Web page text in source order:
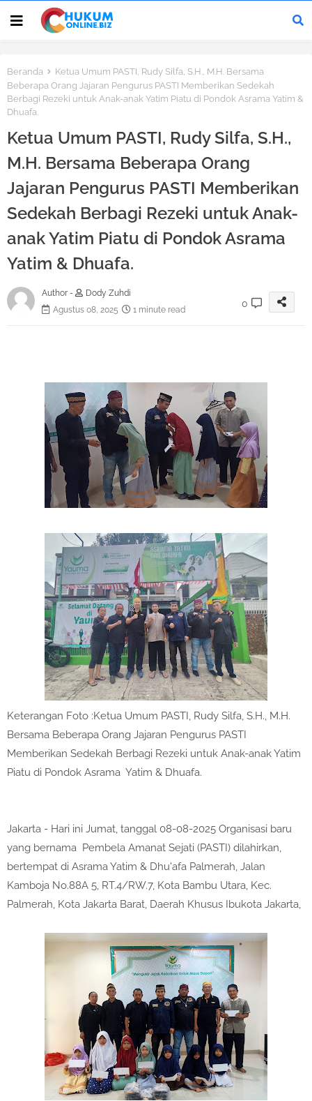
Beranda
Ketua Umum PASTI, Rudy Silfa, S.H., M.H. Bersama
Beberapa Orang Jajaran Pengurus PASTI Memberikan Sedekah
Berbagi Rezeki untuk Anak-anak Yatim Piatu di Pondok Asrama Yatim &
Dhuafa.
Ketua Umum PASTI, Rudy Silfa, S.H.,
M.H. Bersama Beberapa Orang
Jajaran Pengurus PASTI Memberikan
Sedekah Berbagi Rezeki untuk Anak-
anak Yatim Piatu di Pondok Asrama
Yatim & Dhuafa.
Author -
Dody Zuhdi
Agustus 08, 2025
1 minute read
0
Keterangan Foto :Ketua Umum PASTI, Rudy Silfa, S.H., M.H.
Bersama Beberapa Orang Jajaran Pengurus PASTI
Memberikan Sedekah Berbagi Rezeki untuk Anak-anak Yatim
Piatu di Pondok Asrama Yatim & Dhuafa.
Jakarta - Hari ini Jumat, tanggal 08-08-2025 Organisasi baru
yang bernama Pembela Amanat Sejati (PASTI) dilahirkan,
bertempat di Asrama Yatim & Dhu'afa Palmerah, Jalan
Kamboja No.88A 5, RT.4/RW.7, Kota Bambu Utara, Kec.
Palmerah, Kota Jakarta Barat, Daerah Khusus Ibukota Jakarta,